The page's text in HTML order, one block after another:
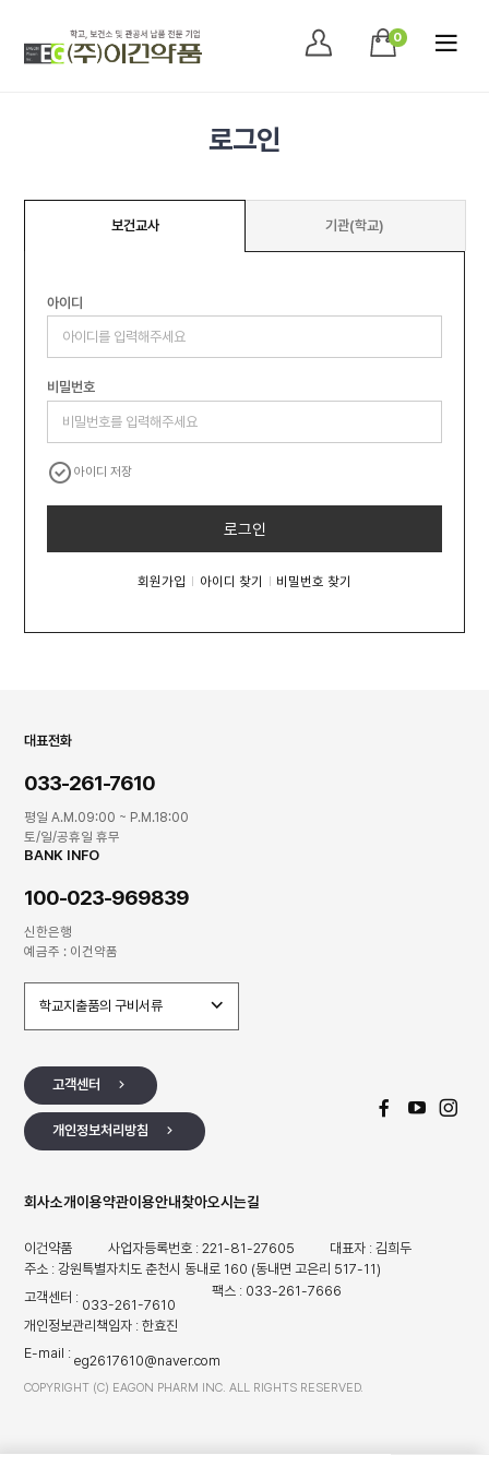
0
로그인
보건교사 기관(학교)
아이디
비밀번호
아이디 저장
로그인
회원가입 아이디 찾기 비밀번호 찾기
대표전화
033-261-7610
평일 A.M.09:00 ~ P.M.18:00
토/일/공휴일 휴무
BANK INFO
100-023-969839
신한은행
예금주 : 이건약품
학교지출품의 구비서류
고객센터
개인정보처리방침
회사소개이용약관이용안내찾아오시는길
이건약품 사업자등록번호 : 221-81-27605
대표자 : 김희두
주소 : 강원특별자치도 춘천시 동내로 160 (동내면 고은리 517-11)
고객센터 : 033-261-7610
팩스 : 033-261-7666
개인정보관리책임자 : 한효진
E-mail : eg2617610@naver.com
COPYRIGHT (C) EAGON PHARM INC. ALL RIGHTS RESERVED.